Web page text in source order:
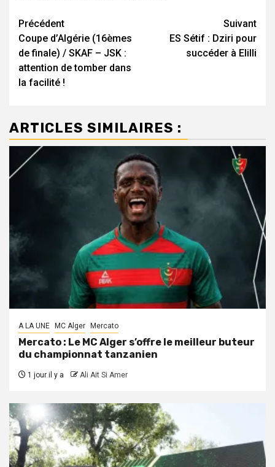
Navigation
d’article
Précédent
Coupe d’Algérie (16èmes
de finale) / SKAF – JSK :
attention de tomber dans
la facilité !
Suivant
ES Sétif : Dziri pour
succéder à Elilli
ARTICLES SIMILAIRES :
A LA UNE MC Alger Mercato
Mercato : Le MC Alger s’offre le meilleur buteur
du championnat tanzanien
1 jour il y a Ali Ait Si Amer